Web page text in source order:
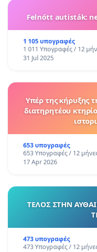
Felnőtt autisták:
1 105 υπογραφές
1 011 Υπογραφές / 12
31 Jul 2025
Υπέρ της κήρυξης
διατηρητέου
653 υπογραφές
653 Υπογραφές / 12
17 Apr 2026
ΤΕΛΟΣ ΣΤΗΝ
473 υπογραφές
473 Υπογραφές / 12